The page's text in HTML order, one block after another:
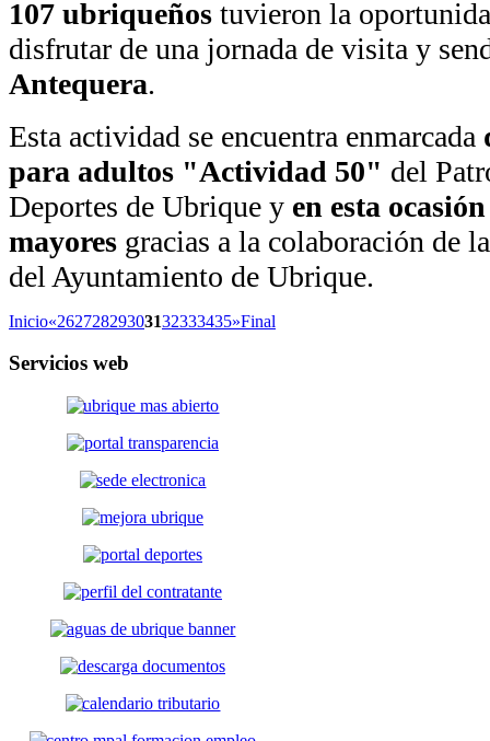
107 ubriqueños tuvieron la
disfrutar de una jornada de visita y
Antequera.
Esta actividad se encuentra enmarcada
para adultos "Actividad 50" del
Deportes de Ubrique y en esta
mayores gracias a la colaboración de
del Ayuntamiento de Ubrique.
Inicio«26272829303132333435»Final
Servicios web